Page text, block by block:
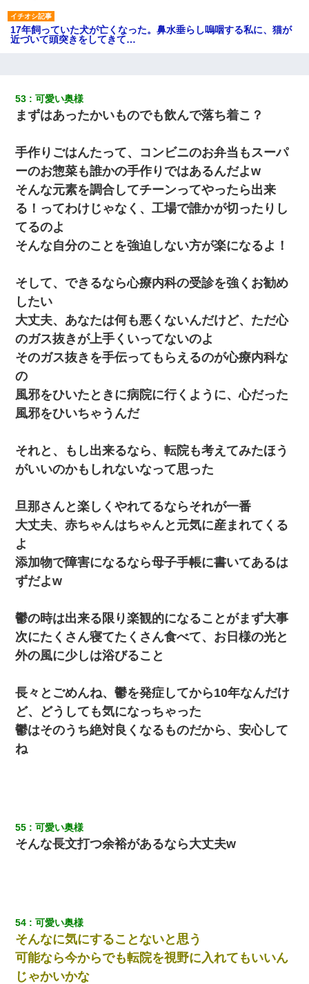
17年飼っていた犬が亡くなった。鼻水垂らし嗚咽する私に、猫が
近づいて頭突きをしてきて…
書店「息子さんが万引きしました」私「はっ？(息子目の前にいる
妊娠中に「おいこのブタ女！てめー席譲れ！」と絡まれ腹を殴る
真似された。泣きながら夫に話すと一年後に…
[緊急]ベロベロの女に声をかけて行為してきた結果
【画像】女上司(30)「終電なくなったね…部屋くる？」ワイ「行
きます！」
俺「初対面でなに言ったか覚えてる？」嫁「臭いんだよ！キモオ
タ？だっけ？」俺「だいたい合ってる。で、なんで告白してきた
の？」→
とっさに女児を捕まえたら変質者扱いされた。母親「あっち行っ
てよ！気持ち悪い！（ｼｯｼｯ」→ 後日、俺を見つけた母親がすっ飛
旦那が長男のDNA鑑定をしたら血縁関係0%だった。旦那「やっぱ
りウワキしてたんだな…」長男「俺は誰の子供なの？」長女・次
テレワーク上司「会議中はカメラ付けろ！」女社員「え、事前連
絡無しは無理」上司「いいから付けろ！」→
「お前の父ちゃんは自宅警備員」とかからかわれたけど、実はと
んでもない仕事に就いていた
小学生の妹が20代の弟とチューしてるのに、見て見ぬふりの親を
見てから実家を出た。それから15年、妹が弟の子を妊娠したらし
くもう堕胎できない月なんだと母から連絡がきた…｜生活｜ワロ
タあんてな
り込んできたみたいで、ずっとドアの前で喚いてて滅茶苦茶うる
さかった。
ケーキバイキングにいた単独の50くらいのオッサン、強烈だっ
私「結婚やめるわ」 婚約者「え？なんでなんで？」 → 放置した
結果…｜生活｜ワロタあんてな
【ワロタ】姉から「肉食系14才、乳丸出し、毛はうっすら生えか
け」というタイトルで画像が送られてきた
【衝撃】女友達から行為中に告白されてOKした結果
53 可愛い奥様
まずはあったかいものでも飲んで落ち着こ？
手作りごはんたって、コンビニのお弁当もスーパ
ーのお惣菜も誰かの手作りではあるんだよw
そんな元素を調合してチーンってやったら出来
る！ってわけじゃなく、工場で誰かが切ったりし
てるのよ
そんな自分のことを強迫しない方が楽になるよ！
そして、できるなら心療内科の受診を強くお勧め
したい
大丈夫、あなたは何も悪くないんだけど、ただ心
のガス抜きが上手くいってないのよ
そのガス抜きを手伝ってもらえるのが心療内科な
の
風邪をひいたときに病院に行くように、心だった
風邪をひいちゃうんだ
それと、もし出来るなら、転院も考えてみたほう
がいいのかもしれないなって思った
旦那さんと楽しくやれてるならそれが一番
大丈夫、赤ちゃんはちゃんと元気に産まれてくる
よ
添加物で障害になるなら母子手帳に書いてあるは
ずだよw
鬱の時は出来る限り楽観的になることがまず大事
次にたくさん寝てたくさん食べて、お日様の光と
外の風に少しは浴びること
長々とごめんね、鬱を発症してから10年なんだけ
ど、どうしても気になっちゃった
鬱はそのうち絶対良くなるものだから、安心して
ね
55 可愛い奥様
そんな長文打つ余裕があるなら大丈夫w
54 可愛い奥様
そんなに気にすることないと思う
可能なら今からでも転院を視野に入れてもいいん
じゃかいかな